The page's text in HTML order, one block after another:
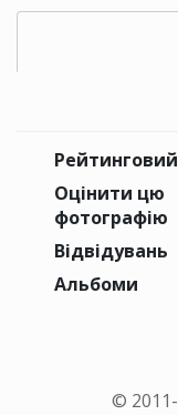
Оцінити цю
фотографію
Відвідувань
Альбоми
© 2011-